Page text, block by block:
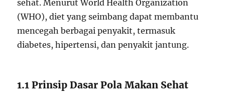
sehat. Menurut World Health Organization
(WHO), diet yang seimbang dapat membantu
mencegah berbagai penyakit, termasuk
diabetes, hipertensi, dan penyakit jantung.
1.1 Prinsip Dasar Pola Makan Sehat